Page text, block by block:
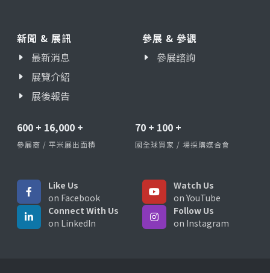
新聞 & 展訊
最新消息
展覽介紹
展後報告
參展 & 參觀
參展諮詢
600 + 16,000 +
參展商 / 平米展出面積
70 + 100 +
國全球買家 / 場採購媒合會
Like Us
on Facebook
Watch Us
on YouTube
Connect With Us
on LinkedIn
Follow Us
on Instagram